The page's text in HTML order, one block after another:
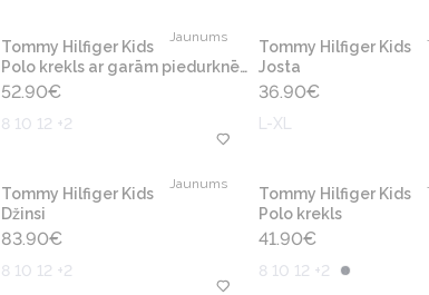
Jaunums
Tommy Hilfiger Kids
Polo krekls ar garām piedurknēm
52.90€
8 10 12 +2
Tommy Hilfiger Kids
Josta
36.90€
L-XL
Jaunums
Tommy Hilfiger Kids
Džinsi
83.90€
8 10 12 +2
Tommy Hilfiger Kids
Polo krekls
41.90€
8 10 12 +2